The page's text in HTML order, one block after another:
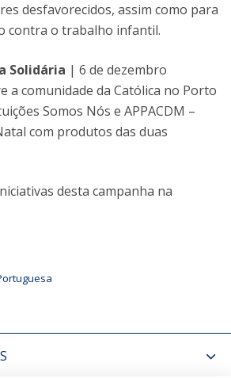
desfavorecidos, assim como para
contra o trabalho infantil.
Solidária | 6 de dezembro
a comunidade da Católica no Porto
Somos Nós e APPACDM –
com produtos das duas
desta campanha na